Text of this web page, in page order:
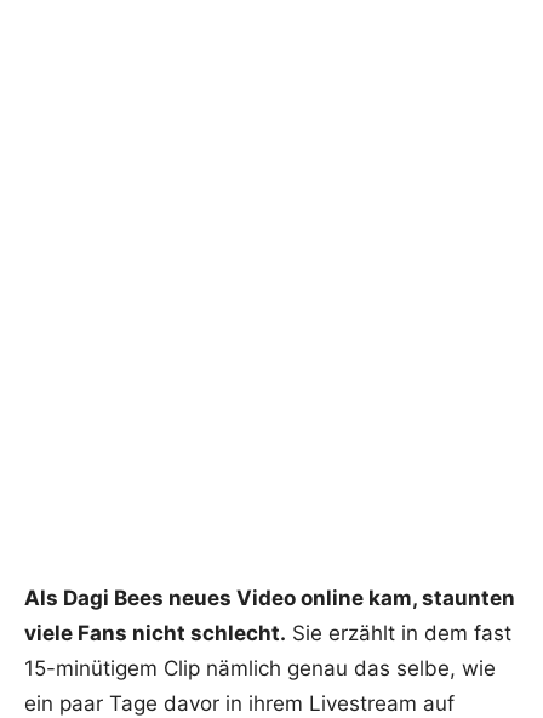
Als Dagi Bees neues Video online kam, staunten
viele Fans nicht schlecht. Sie erzählt in dem fast
15-minütigem Clip nämlich genau das selbe, wie
ein paar Tage davor in ihrem Livestream auf